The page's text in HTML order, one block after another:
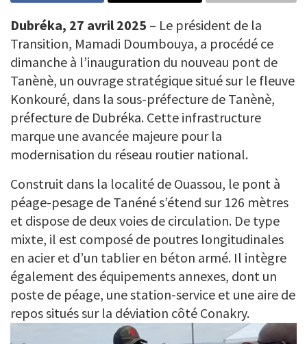
Dubréka, 27 avril 2025 – Le président de la
Transition, Mamadi Doumbouya, a procédé ce
dimanche à l’inauguration du nouveau pont de
Tanènè, un ouvrage stratégique situé sur le fleuve
Konkouré, dans la sous-préfecture de Tanènè,
préfecture de Dubréka. Cette infrastructure
marque une avancée majeure pour la
modernisation du réseau routier national.
Construit dans la localité de Ouassou, le pont à
péage-pesage de Tanéné s’étend sur 126 mètres
et dispose de deux voies de circulation. De type
mixte, il est composé de poutres longitudinales
en acier et d’un tablier en béton armé. Il intègre
également des équipements annexes, dont un
poste de péage, une station-service et une aire de
repos situés sur la déviation côté Conakry.